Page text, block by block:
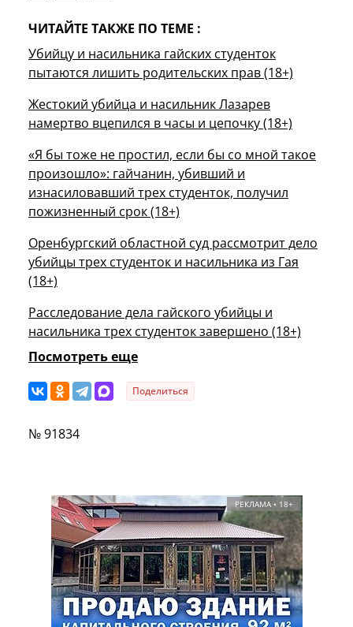
ЧИТАЙТЕ ТАКЖЕ ПО ТЕМЕ :
Убийцу и насильника гайских студенток
пытаются лишить родительских прав (18+)
Жестокий убийца и насильник Лазарев
намертво вцепился в часы и цепочку (18+)
«Я бы тоже не простил, если бы со мной такое
произошло»: гайчанин, убивший и
изнасиловавший трех студенток, получил
пожизненный срок (18+)
Оренбургский областной суд рассмотрит дело
убийцы трех студенток и насильника из Гая
(18+)
Расследование дела гайского убийцы и
насильника трех студенток завершено (18+)
Посмотреть еще
Поделиться
№ 91834
РЕКЛАМА • 18+